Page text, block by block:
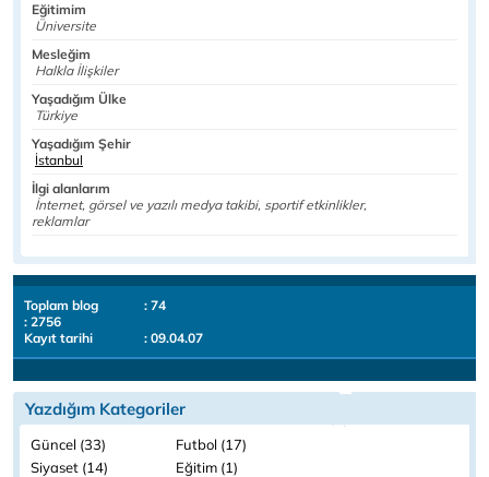
Eğitimim
Üniversite
Mesleğim
Halkla İlişkiler
Yaşadığım Ülke
Türkiye
Yaşadığım Şehir
İstanbul
İlgi alanlarım
İnternet, görsel ve yazılı medya takibi, sportif etkinlikler,
reklamlar
Toplam blog
: 74
: 2756
Kayıt tarihi
: 09.04.07
Yazdığım Kategoriler
Güncel (33)
Futbol (17)
Siyaset (14)
Eğitim (1)